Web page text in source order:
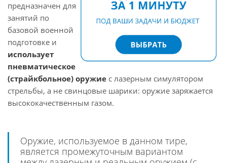
предназначен для
занятий по
базовой военной
подготовке и
использует
пневматическое
(страйкбольное) оружие с лазерным симулятором
стрельбы, а не свинцовые шарики: оружие заряжается
высококачественным газом.
Оружие, используемое в данном тире,
является промежуточным вариантом